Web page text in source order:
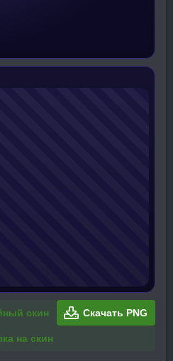
скин Скачать PNG
на скин